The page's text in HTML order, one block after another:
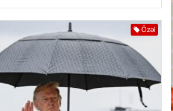
Özəl